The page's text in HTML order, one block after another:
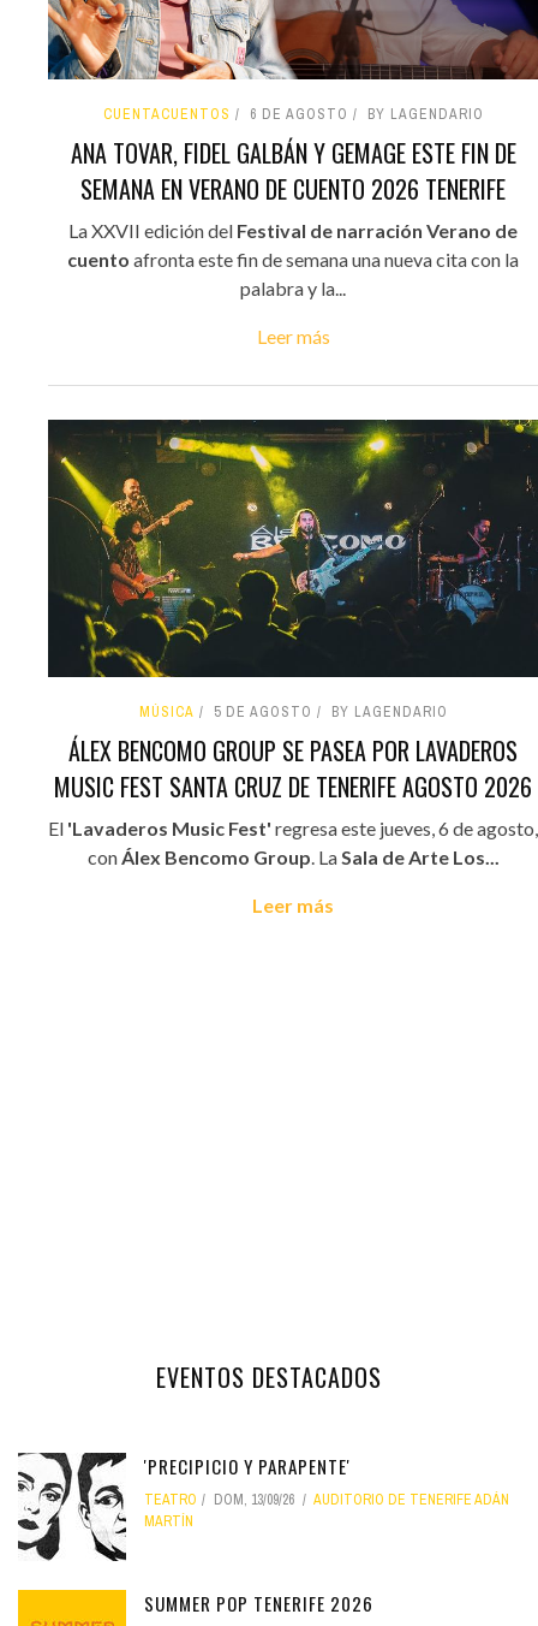
CUENTACUENTOS 6 DE AGOSTO BY LAGENDARIO
ANA TOVAR, FIDEL GALBÁN Y GEMAGE ESTE FIN DE
SEMANA EN VERANO DE CUENTO 2026 TENERIFE
La XXVII edición del Festival de narración Verano de
cuento afronta este fin de semana una nueva cita con la
palabra y la...
Leer más
MÚSICA 5 DE AGOSTO BY LAGENDARIO
ÁLEX BENCOMO GROUP SE PASEA POR LAVADEROS
MUSIC FEST SANTA CRUZ DE TENERIFE AGOSTO 2026
El 'Lavaderos Music Fest' regresa este jueves, 6 de agosto,
conÁlex Bencomo Group. LaSala de Arte Los...
Leer más
EVENTOS DESTACADOS
'PRECIPICIO Y PARAPENTE'
TEATRO DOM, 13/09/26
AUDITORIO DE TENERIFE ADÁN
MARTÍN
SUMMER POP TENERIFE 2026